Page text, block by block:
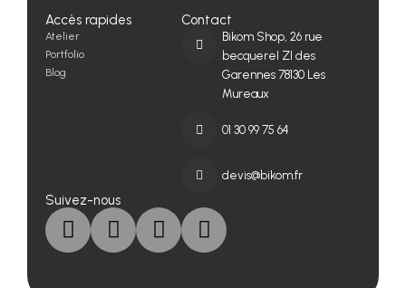
Accès rapides
Atelier
Portfolio
Blog
Contact
Bikom Shop, 26 rue
becquerel ZI des
Garennes 78130 Les
Mureaux
01 30 99 75 64
devis@bikom.fr
Suivez-nous